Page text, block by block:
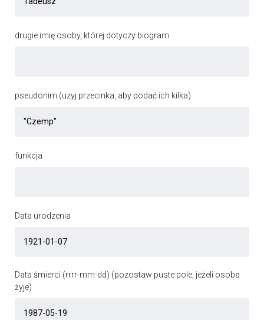
drugie imię osoby, której dotyczy biogram
pseudonim (uzyj przecinka, aby podać ich kilka)
funkcja
Data urodzenia
Data śmierci (rrrr-mm-dd) (pozostaw puste pole, jeżeli osoba
żyje)